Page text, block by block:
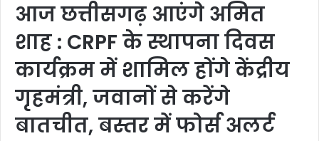
आज छत्तीसगढ़ आएंगे अमित
शाह : CRPF के स्थापना दिवस
कार्यक्रम में शामिल होंगे केंद्रीय
गृहमंत्री, जवानों से करेंगे
बातचीत, बस्तर में फोर्स अलर्ट